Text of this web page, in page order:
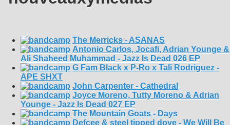
The Merricks - ASANAS
Antonio Carlos, Jocafi, Adrian Younge &
Ali Shaheed Muhammad - Jazz Is Dead 026 EP
G Fam Black x P-Ro x Tali Rodriguez -
APE SHXT
John Carpenter - Cathedral
Joyce Moreno, Tutty Moreno & Adrian
Younge - Jazz Is Dead 027 EP
The Mountain Goats - Days
Defcee & steel tipped dove - We Will Be